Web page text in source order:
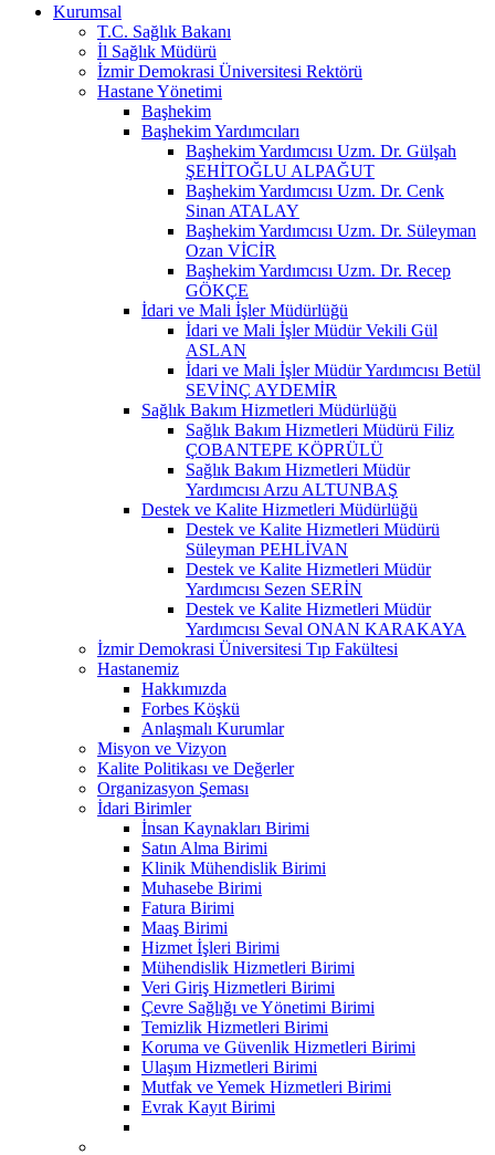
Kurumsal
T.C. Sağlık Bakanı
İl Sağlık Müdürü
İzmir Demokrasi Üniversitesi Rektörü
Hastane Yönetimi
Başhekim
Başhekim Yardımcıları
Başhekim Yardımcısı Uzm. Dr. Gülşah
ŞEHİTOĞLU ALPAĞUT
Başhekim Yardımcısı Uzm. Dr. Cenk
Sinan ATALAY
Başhekim Yardımcısı Uzm. Dr. Süleyman
Ozan VİCİR
Başhekim Yardımcısı Uzm. Dr. Recep
GÖKÇE
İdari ve Mali İşler Müdürlüğü
İdari ve Mali İşler Müdür Vekili Gül
ASLAN
İdari ve Mali İşler Müdür Yardımcısı Betül
SEVİNÇ AYDEMİR
Sağlık Bakım Hizmetleri Müdürlüğü
Sağlık Bakım Hizmetleri Müdürü Filiz
ÇOBANTEPE KÖPRÜLÜ
Sağlık Bakım Hizmetleri Müdür
Yardımcısı Arzu ALTUNBAŞ
Destek ve Kalite Hizmetleri Müdürlüğü
Destek ve Kalite Hizmetleri Müdürü
Süleyman PEHLİVAN
Destek ve Kalite Hizmetleri Müdür
Yardımcısı Sezen SERİN
Destek ve Kalite Hizmetleri Müdür
Yardımcısı Seval ONAN KARAKAYA
İzmir Demokrasi Üniversitesi Tıp Fakültesi
Hastanemiz
Hakkımızda
Forbes Köşkü
Anlaşmalı Kurumlar
Misyon ve Vizyon
Kalite Politikası ve Değerler
Organizasyon Şeması
İdari Birimler
İnsan Kaynakları Birimi
Satın Alma Birimi
Klinik Mühendislik Birimi
Muhasebe Birimi
Fatura Birimi
Maaş Birimi
Hizmet İşleri Birimi
Mühendislik Hizmetleri Birimi
Veri Giriş Hizmetleri Birimi
Çevre Sağlığı ve Yönetimi Birimi
Temizlik Hizmetleri Birimi
Koruma ve Güvenlik Hizmetleri Birimi
Ulaşım Hizmetleri Birimi
Mutfak ve Yemek Hizmetleri Birimi
Evrak Kayıt Birimi